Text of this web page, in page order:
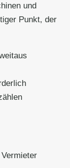
und
Punkt, der